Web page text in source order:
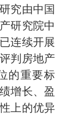
媒体：“内容由AI生成”不是免责盾牌
西贝创始人贾国龙押注鲜羊赛道
女儿为争财产堵门阻挠父亲出殡
了
人民的健康、体质、幸福一脉相承
究由中国
研究院中
连续开展
判房地产
的重要标
增长、盈
上的优异